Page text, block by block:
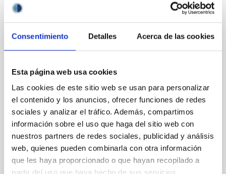
Consentimiento Detalles Acerca de las cookies
Esta página web usa cookies
Las cookies de este sitio web se usan para personalizar
el contenido y los anuncios, ofrecer funciones de redes
sociales y analizar el tráfico. Además, compartimos
información sobre el uso que haga del sitio web con
nuestros partners de redes sociales, publicidad y análisis
web, quienes pueden combinarla con otra información
que les haya proporcionado o que hayan recopilado a
NOTA DE PRENSA
El IAC abre las puertas del Observatorio
del Teide a la ciudadanía el fin de semana
Canarias (IAC) invita un año más a la ciudadanía a
visitar las instalaciones del Observatorio del Teide
(Izaña, Tenerife) durante el fin de semana del
sábado 20 y el domingo 21 de junio, coincidiendo con
la semana del solsticio de verano. Esta iniciativa
gratuita de divulgación científica está organizada por
la propia Administración del Observatorio del Teide
junto a la Unidad de Comunicación y Cultura